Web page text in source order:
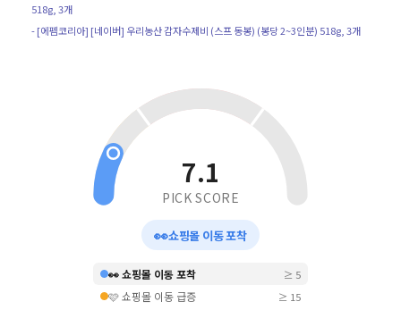
518g, 3개
- [에펨코리아] [네이버] 우리농산 감자수제비 (스프 동봉) (봉당 2~3인분) 518g, 3개
7.1
PICK SCORE
👀쇼핑몰 이동 포착
👀 쇼핑몰 이동 포착 ≥ 5
🩷 쇼핑몰 이동 급증 ≥ 15